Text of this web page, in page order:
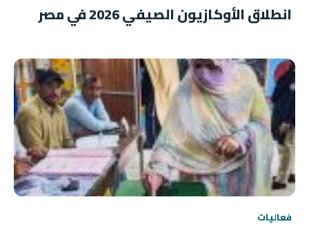
انطلاق الأوكازيون الصيفي 2026 في مصر
فعاليات